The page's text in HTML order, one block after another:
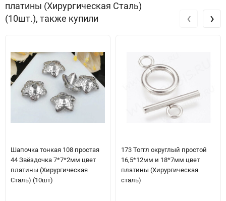
платины (Хирургическая Сталь)
(10шт.), также купили
Шапочка тонкая 108 простая
44 Звёздочка 7*7*2мм цвет
платины (Хирургическая
Сталь) (10шт)
173 Тоггл округлый простой
16,5*12мм и 18*7мм цвет
платины (Хирургическая
сталь)
‹ ›